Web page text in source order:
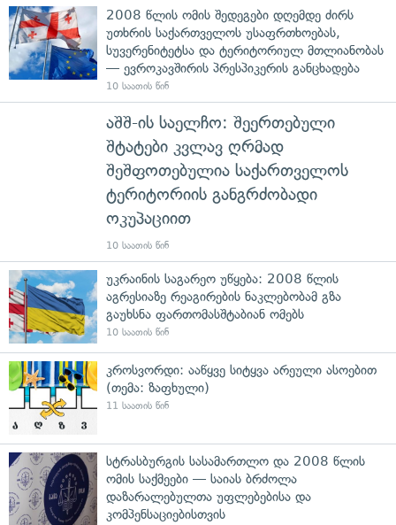
2008 წლის ომის შედეგები დღემდე ძირს
უთხრის საქართველოს უსაფრთხოებას,
სუვერენიტეტსა და ტერიტორიულ მთლიანობას
— ევროკავშირის პრესპიკერის განცხადება
10 საათის წინ
აშშ-ის საელჩო: შეერთებული
შტატები კვლავ ღრმად
შეშფოთებულია საქართველოს
ტერიტორიის განგრძობადი
ოკუპაციით
10 საათის წინ
უკრაინის საგარეო უწყება: 2008 წლის
აგრესიაზე რეაგირების ნაკლებობამ გზა
გაუხსნა ფართომასშტაბიან ომებს
10 საათის წინ
კროსვორდი: ააწყვე სიტყვა არეული ასოებით
(თემა: ზაფხული)
11 საათის წინ
სტრასბურგის სასამართლო და 2008 წლის
ომის საქმეები — საიას ბრძოლა
დაზარალებულთა უფლებებისა და
კომპენსაციებისთვის